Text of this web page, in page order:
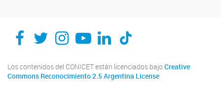
Los contenidos del CONICET están licenciados bajo Creative
Commons Reconocimiento 2.5 Argentina License